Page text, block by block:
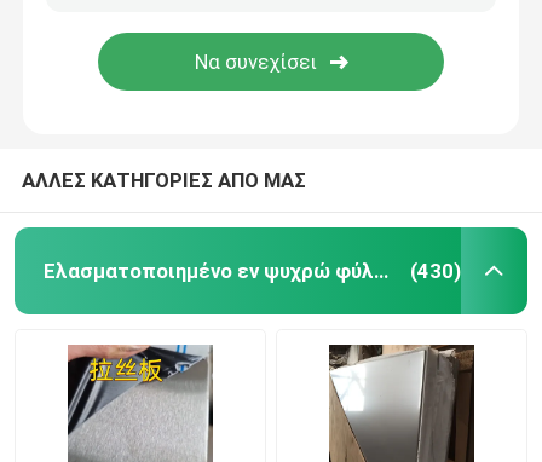
ΑΛΛΕΣ ΚΑΤΗΓΟΡΙΕΣ ΑΠΟ ΜΑΣ
Ελασματοποιημένο εν ψυχρώ φύλλο ανοξείδωτου (430)